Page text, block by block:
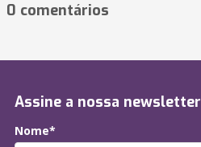
0 comentários
Assine a nossa newsletter
Nome*